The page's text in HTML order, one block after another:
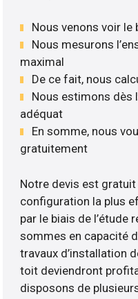
Nous venons voir le
Nous mesurons
maximal
De ce fait, nous
Nous estimons dès
adéquat
En somme, nous
gratuitement
Notre devis est gratuit
configuration la plus
par le biais de l’étude
sommes en capacité
travaux d’installation
toit deviendront
disposons de